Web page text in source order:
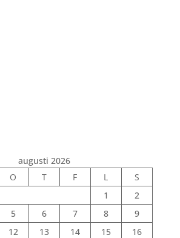
augusti 2026
O T F L
S
1
2
5 6 7 8
9
12 13 14 15
16